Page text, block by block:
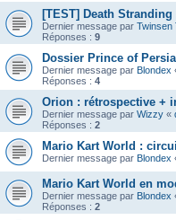
[TEST] Death
Dernier message par Twinsen
Réponses : 9
Dossier Prince of
Dernier message par Blondex
Réponses : 4
Orion : rétrospective +
Dernier message par Wizzy «
Réponses : 2
Mario Kart World :
Dernier message par Blondex
Mario Kart World en
Dernier message par Blondex
Réponses : 2